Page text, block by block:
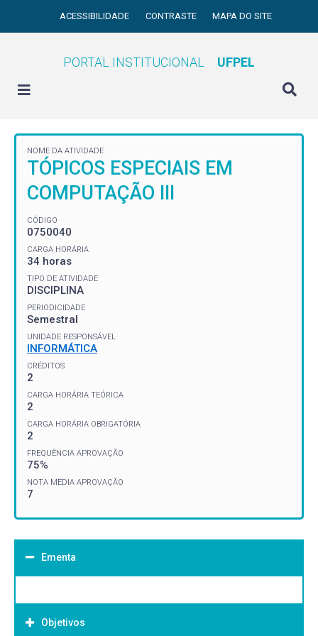
ACESSIBILIDADE CONTRASTE MAPA DO SITE
PORTAL INSTITUCIONAL UFPEL
NOME DA ATIVIDADE
TÓPICOS ESPECIAIS EM
COMPUTAÇÃO III
CÓDIGO
0750040
CARGA HORÁRIA
34 horas
TIPO DE ATIVIDADE
DISCIPLINA
PERIODICIDADE
Semestral
UNIDADE RESPONSÁVEL
INFORMÁTICA
CRÉDITOS
2
CARGA HORÁRIA TEÓRICA
2
CARGA HORÁRIA OBRIGATÓRIA
2
FREQUÊNCIA APROVAÇÃO
75%
NOTA MÉDIA APROVAÇÃO
7
Ementa
Objetivos